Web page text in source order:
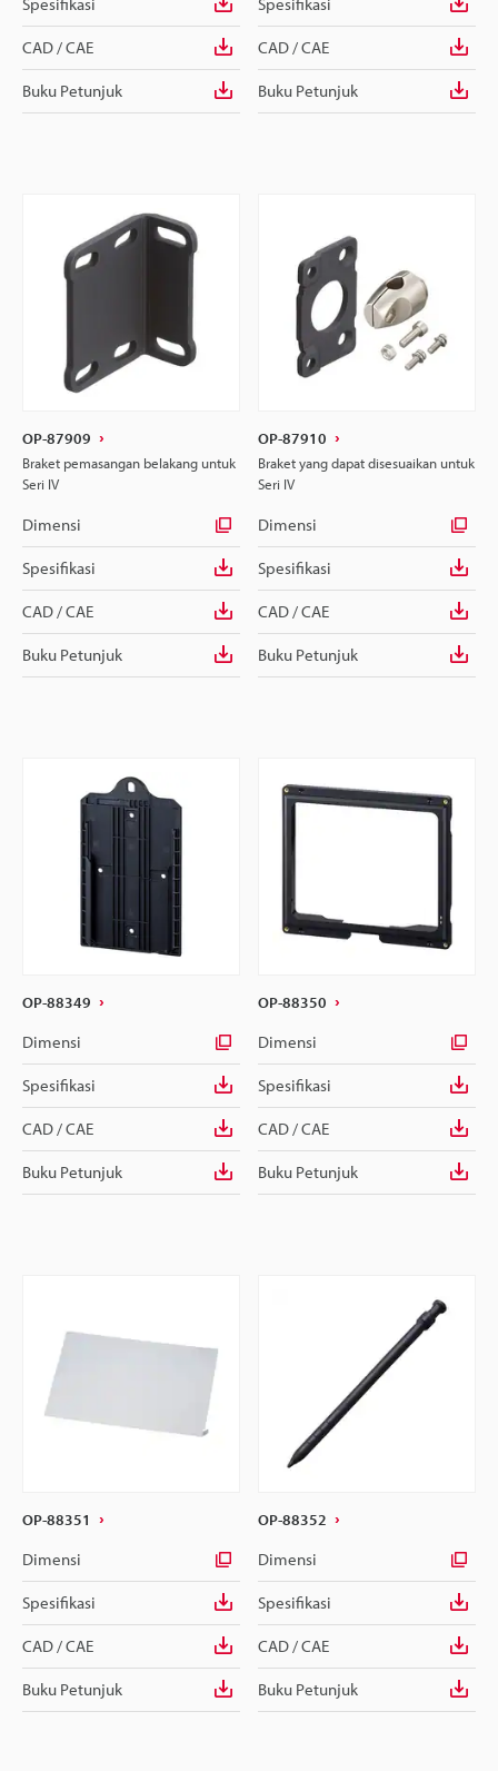
CAD / CAE
Buku Petunjuk
CAD / CAE
Buku Petunjuk
OP-87909
Braket pemasangan belakang untuk
Seri IV
Dimensi
Spesifikasi
CAD / CAE
Buku Petunjuk
OP-87910
Braket yang dapat disesuaikan untuk
Seri IV
Dimensi
Spesifikasi
CAD / CAE
Buku Petunjuk
OP-88349
Dimensi
Spesifikasi
CAD / CAE
Buku Petunjuk
OP-88350
Dimensi
Spesifikasi
CAD / CAE
Buku Petunjuk
OP-88351
Dimensi
Spesifikasi
CAD / CAE
Buku Petunjuk
OP-88352
Dimensi
Spesifikasi
CAD / CAE
Buku Petunjuk